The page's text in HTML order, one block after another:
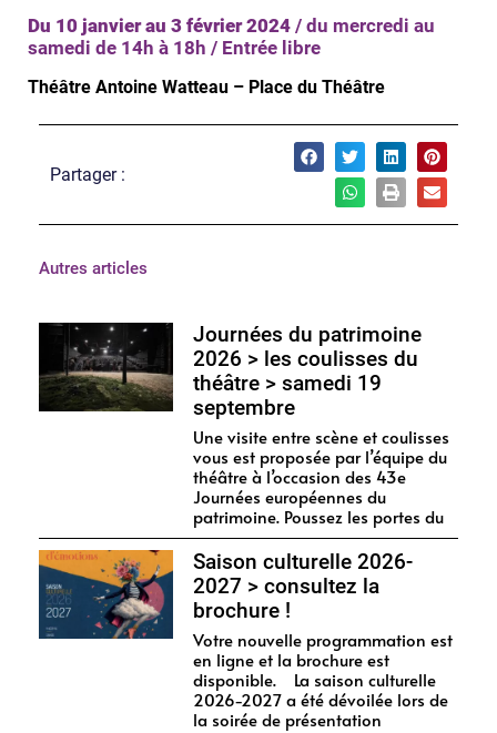
Du 10 janvier au 3 février 2024 / du mercredi au
samedi de 14h à 18h / Entrée libre
Théâtre Antoine Watteau – Place du Théâtre
Partager :
Autres articles
Journées du patrimoine
2026 > les coulisses du
théâtre > samedi 19
septembre
Une visite entre scène et coulisses
vous est proposée par l’équipe du
théâtre à l’occasion des 43e
Journées européennes du
patrimoine. Poussez les portes du
Saison culturelle 2026-
2027 > consultez la
brochure !
Votre nouvelle programmation est
en ligne et la brochure est
disponible. La saison culturelle
2026-2027 a été dévoilée lors de
la soirée de présentation